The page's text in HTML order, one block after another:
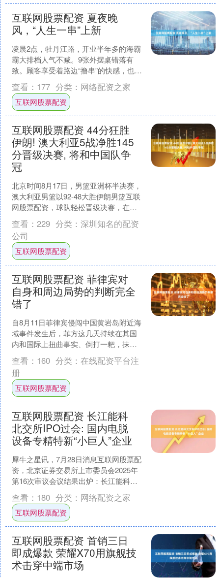
互联网股票配资 夏夜晚
风，“人生一串”上新
凌晨2点，牡丹江路，开业半年多的海霸
霸大排档人气不减。9张外摆桌错落有
致。顾客享受着路边“撸串”的快感，也不
阻碍行人通行。 店主刘波说自家小店严
守相关管理规则—....
查看： 177 分类： 网络配资之家
互联网股票配资
互联网股票配资 44分狂胜
伊朗! 澳大利亚5战净胜145
分晋级决赛, 将和中国队争
冠
北京时间8月17日，男篮亚洲杯半决赛，
澳大利亚男篮以92-48大胜伊朗男篮互联
网股票配资，球队轻松晋级决赛，在前5
场比赛澳大利亚总共净胜对手145分，他
们将会和....
查看： 229 分类： 深圳知名的配资
公司
互联网股票配资
互联网股票配资 菲律宾对
自身和周边局势的判断完全
错了
自8月11日菲律宾侵闯中国黄岩岛附近海
域事件发生后，菲方这几天持续在其国
内和国际上扭曲事实、倒打一耙，抹黑
中国对菲方船只采取“危险动作”。13日，
美“希金斯”号....
查看： 160 分类： 在线配资平台注
册
互联网股票配资
互联网股票配资 长江能科
北交所IPO过会: 国内电脱
设备专精特新“小巨人”企业
犀牛之星讯，7月28日消息互联网股票配
资，北京证券交易所上市委员会2025年
第16次审议会议结果出炉：长江能科
（873867）符合发行条件，上市条件和
信息披露要....
查看： 180 分类： 网络配资之家
互联网股票配资
互联网股票配资 首销三日
即成爆款 荣耀X70用旗舰技
术击穿中端市场